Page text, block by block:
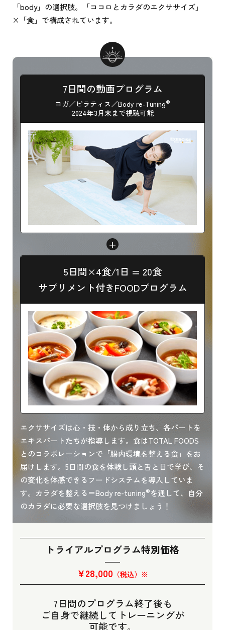
「body」の選択肢。「ココロとカラダのエクササイズ」
×「食」で構成されています。
7日間の動画プログラム
ヨガ／ピラティス／Body re-Tuning®︎
2024年3月末まで視聴可能
+
5日間×4食/1日 = 20食
サプリメント付きFOODプログラム
エクササイズは心・技・体から成り立ち、各パートを
エキスパートたちが指導します。食はTOTAL FOODS
とのコラボレーションで「腸内環境を整える食」をお
届けします。5日間の食を体験し頭と舌と目で学び、そ
の変化を体感できるフードシステムを導入していま
す。カラダを整える＝Body re-tuning®︎を通して、自分
のカラダに必要な選択肢を見つけましょう！
トライアルプログラム特別価格
¥28,000 （税込）※
7日間のプログラム終了後も
ご自身で継続してトレーニングが
可能です。